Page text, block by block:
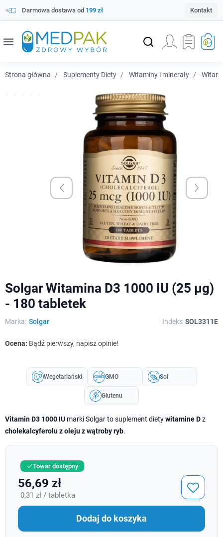
Darmowa dostawa od 199 zł Kontakt
menu
Strona główna Suplementy Diety Witaminy i minerały
Solgar Witamina D3 1000 IU (25 µg)
- 180 tabletek
Marka: Solgar Indeks SOL3311E
Ocena: Bądź pierwszy, napisz opinie!
Wegetariański GMO Soi
Glutenu
Vitamin D3 1000 IU marki Solgar to suplement dietywitamine Dz
cholekalcyferolu z oleju z wątroby ryb.
Towar dostępny
56,69 zł
0,31 zł / tabletka
Dodaj do koszyka